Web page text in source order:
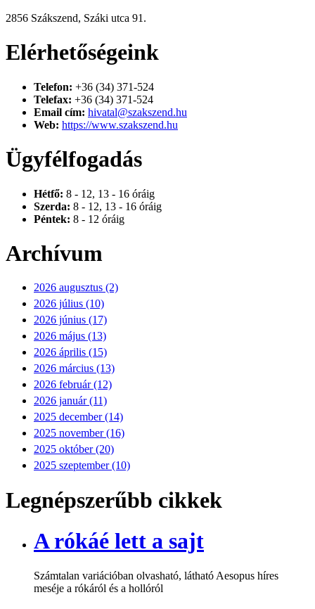
2856 Szákszend, Száki utca 91.
Elérhetőségeink
Telefon: +36 (34) 371-524
Telefax: +36 (34) 371-524
Email cím: hivatal@szakszend.hu
Web: https://www.szakszend.hu
Ügyfélfogadás
Hétfő: 8 - 12, 13 - 16 óráig
Szerda: 8 - 12, 13 - 16 óráig
Péntek: 8 - 12 óráig
Archívum
2026 augusztus (2)
2026 július (10)
2026 június (17)
2026 május (13)
2026 április (15)
2026 március (13)
2026 február (12)
2026 január (11)
2025 december (14)
2025 november (16)
2025 október (20)
2025 szeptember (10)
Legnépszerűbb cikkek
A rókáé lett a sajt
Számtalan variációban olvasható, látható Aesopus híres
meséje a rókáról és a hollóról